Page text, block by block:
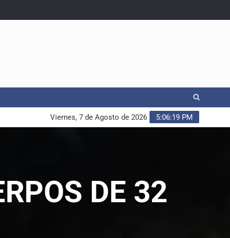
5:06:21 PM
Viernes, 7 de Agosto de 2026
DE 32